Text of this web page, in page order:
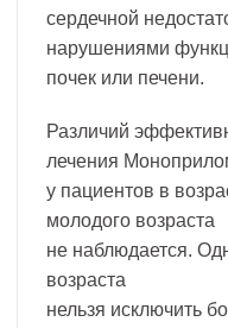
сердечной
нарушениями
почек или печени.
Различий
лечения
у пациентов в
молодого возраста
не наблюдается.
возраста
нельзя исключить